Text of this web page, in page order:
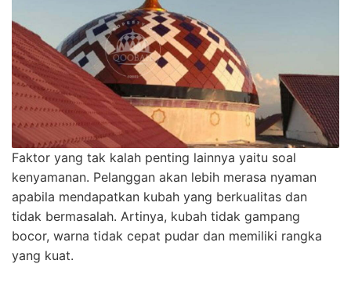
Faktor yang tak kalah penting lainnya yaitu soal
kenyamanan. Pelanggan akan lebih merasa nyaman
apabila mendapatkan kubah yang berkualitas dan
tidak bermasalah. Artinya, kubah tidak gampang
bocor, warna tidak cepat pudar dan memiliki rangka
yang kuat.